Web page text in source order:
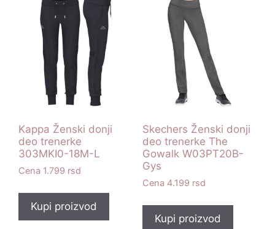
Kappa Ženski donji
deo trenerke
303MKI0-18M-L
1.799 rsd
Kupi proizvod
Skechers Ženski donji
deo trenerke The
Gowalk W03PT20B-
Gys
4.199 rsd
Kupi proizvod